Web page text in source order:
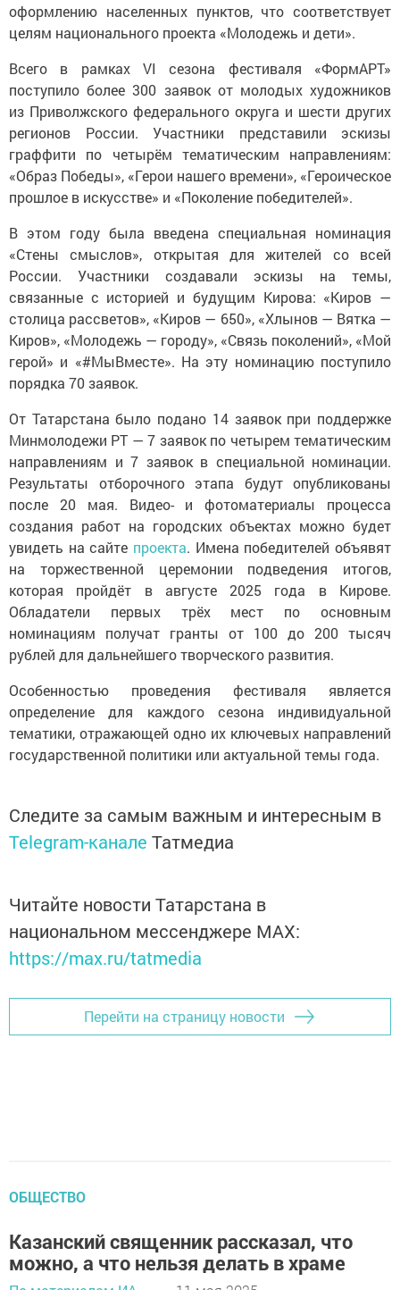
оформлению населенных пунктов, что соответствует
целям национального проекта «Молодежь и дети».
Всего в рамках VI сезона фестиваля «ФормАРТ»
поступило более 300 заявок от молодых художников
из Приволжского федерального округа и шести других
регионов России. Участники представили эскизы
граффити по четырём тематическим направлениям:
«Образ Победы», «Герои нашего времени», «Героическое
прошлое в искусстве» и «Поколение победителей».
В этом году была введена специальная номинация
«Стены смыслов», открытая для жителей со всей
России. Участники создавали эскизы на темы,
связанные с историей и будущим Кирова: «Киров —
столица рассветов», «Киров — 650», «Хлынов — Вятка —
Киров», «Молодежь — городу», «Связь поколений», «Мой
герой» и «#МыВместе». На эту номинацию поступило
порядка 70 заявок.
От Татарстана было подано 14 заявок при поддержке
Минмолодежи РТ — 7 заявок по четырем тематическим
направлениям и 7 заявок в специальной номинации.
Результаты отборочного этапа будут опубликованы
после 20 мая. Видео- и фотоматериалы процесса
создания работ на городских объектах можно будет
увидеть на сайте проекта. Имена победителей объявят
на торжественной церемонии подведения итогов,
которая пройдёт в августе 2025 года в Кирове.
Обладатели первых трёх мест по основным
номинациям получат гранты от 100 до 200 тысяч
рублей для дальнейшего творческого развития.
Особенностью проведения фестиваля является
определение для каждого сезона индивидуальной
тематики, отражающей одно их ключевых направлений
государственной политики или актуальной темы года.
Следите за самым важным и интересным в
Telegram-канале Татмедиа
Читайте новости Татарстана в
национальном мессенджере MАХ:
https://max.ru/tatmedia
Перейти на страницу новости
ОБЩЕСТВО
Казанский священник рассказал, что
можно, а что нельзя делать в храме